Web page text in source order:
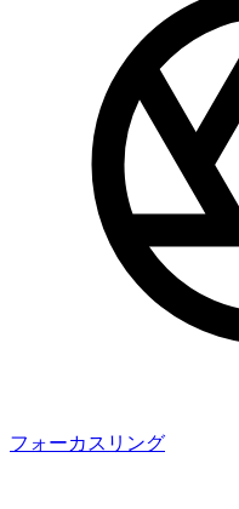
フォーカスリング